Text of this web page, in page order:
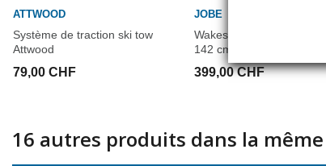
ATTWOOD
Système de traction ski tow
Attwood
79,00 CHF
JOBE
Wakesurf Jobe Pace Taille
142 cm
399,00 CHF
16 autres produits dans la